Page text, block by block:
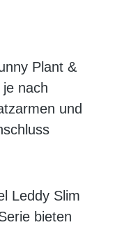
Plant &
nach
und
Leddy Slim
bieten